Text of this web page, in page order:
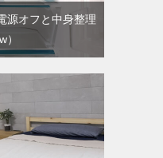
源オフと中身整理
）